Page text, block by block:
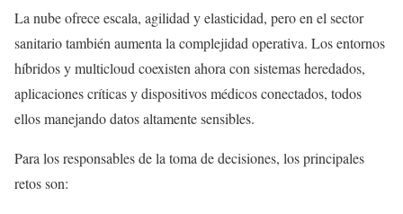
La nube ofrece escala, agilidad y elasticidad, pero en el sector
sanitario también aumenta la complejidad operativa. Los entornos
híbridos y multicloud coexisten ahora con sistemas heredados,
aplicaciones críticas y dispositivos médicos conectados, todos
ellos manejando datos altamente sensibles.
Para los responsables de la toma de decisiones, los principales
retos son: